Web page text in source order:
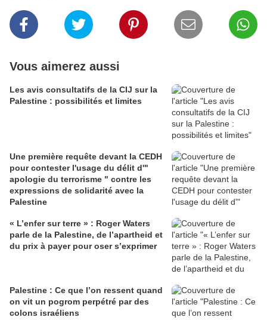
Vous aimerez aussi
Les avis consultatifs de la CIJ sur la
Palestine : possibilités et limites
Une première requête devant la CEDH
pour contester l'usage du délit d'"
apologie du terrorisme " contre les
expressions de solidarité avec la
Palestine
« L’enfer sur terre » : Roger Waters
parle de la Palestine, de l’apartheid et
du prix à payer pour oser s’exprimer
Palestine : Ce que l’on ressent quand
on vit un pogrom perpétré par des
colons israéliens